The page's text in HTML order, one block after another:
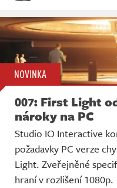
NOVINKA
007: First Light
nároky na PC
Studio IO Interactive
požadavky PC verze
Light. Zveřejněné
hraní v rozlišení 1080p.